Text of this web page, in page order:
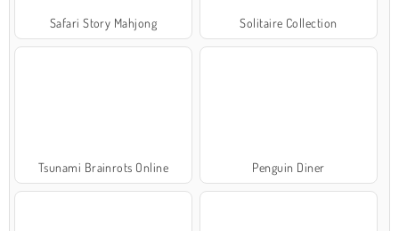
Safari Story Mahjong Solitaire Collection
Tsunami Brainrots Online Penguin Diner